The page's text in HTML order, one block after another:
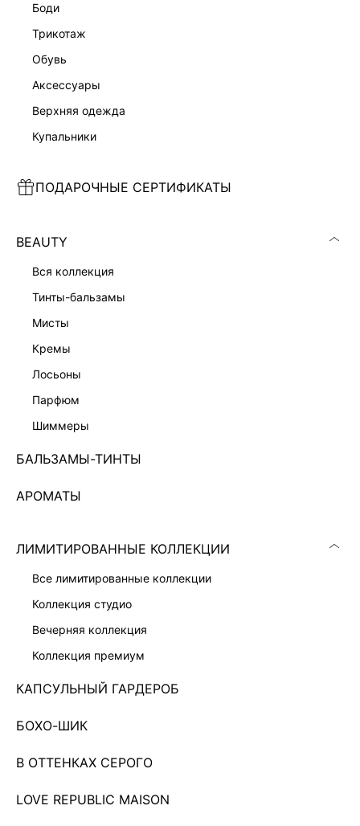
боди
трикотаж
обувь
аксессуары
верхняя одежда
купальники
ПОДАРОЧНЫЕ СЕРТИФИКАТЫ
BEAUTY
вся коллекция
тинты-бальзамы
мисты
кремы
лосьоны
парфюм
шиммеры
БАЛЬЗАМЫ-ТИНТЫ
АРОМАТЫ
ЛИМИТИРОВАННЫЕ КОЛЛЕКЦИИ
все лимитированные коллекции
коллекция студио
вечерняя коллекция
коллекция премиум
КАПСУЛЬНЫЙ ГАРДЕРОБ
БОХО-ШИК
В ОТТЕНКАХ СЕРОГО
LOVE REPUBLIC MAISON
МАЙКА ИЗ ДЖЕРСИ ТОП НА БРЕТЕЛЯХ
ТРИКОТАЖНЫЙ ТОП
Показано 0 из 302 товаров